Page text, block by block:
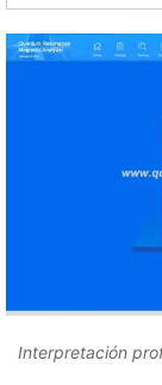
Interpretación